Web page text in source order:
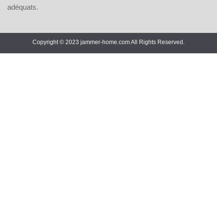
adéquats.
Copyright © 2023 jammer-home.com All Rights Reserved.